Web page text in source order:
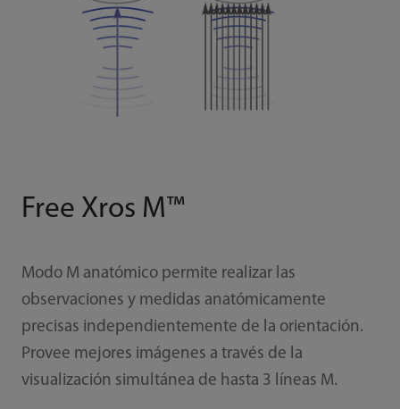
Free Xros M™
Modo M anatómico permite realizar las
observaciones y medidas anatómicamente
precisas independientemente de la orientación.
Provee mejores imágenes a través de la
visualización simultánea de hasta 3 líneas M.